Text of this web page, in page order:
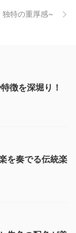
特の重厚感~
徴を深堀り！
を奏でる伝統楽